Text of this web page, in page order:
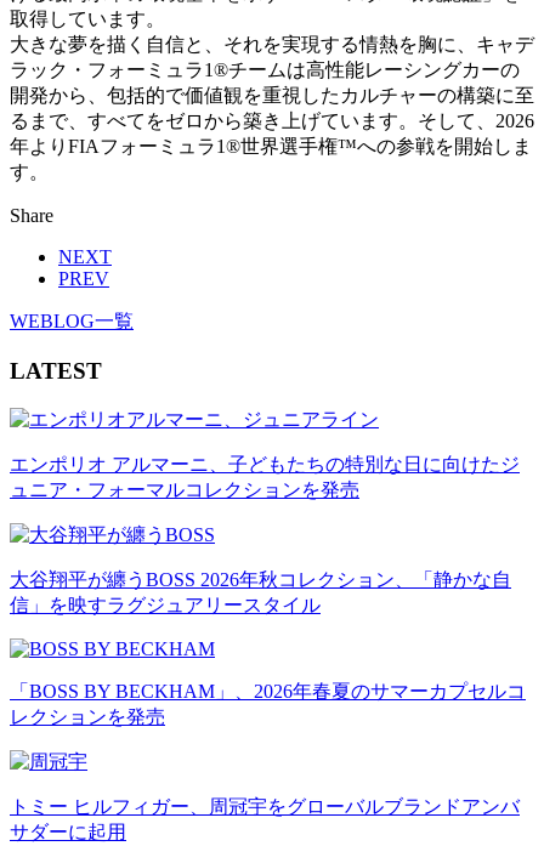
取得しています。
大きな夢を描く自信と、それを実現する情熱を胸に、キャデ
ラック・フォーミュラ1®チームは高性能レーシングカーの
開発から、包括的で価値観を重視したカルチャーの構築に至
るまで、すべてをゼロから築き上げています。そして、2026
年よりFIAフォーミュラ1®世界選手権™への参戦を開始しま
す。
Share
NEXT
PREV
WEBLOG一覧
LATEST
エンポリオ アルマーニ、子どもたちの特別な日に向けたジ
ュニア・フォーマルコレクションを発売
大谷翔平が纏うBOSS 2026年秋コレクション、「静かな自
信」を映すラグジュアリースタイル
「BOSS BY BECKHAM」、2026年春夏のサマーカプセルコ
レクションを発売
トミー ヒルフィガー、周冠宇をグローバルブランドアンバ
サダーに起用